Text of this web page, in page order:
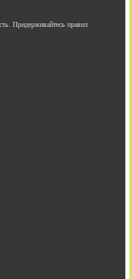
Придерживайтесь правил